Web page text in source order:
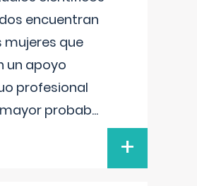
encuentran
mujeres que
un apoyo
profesional
probab...
+